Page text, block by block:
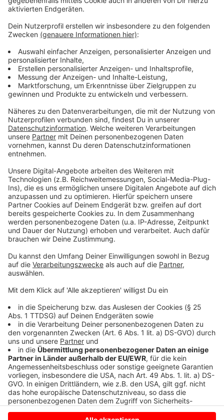
Die Analyse der Marktforscher zeigt auch, dass
Antenne Münster nicht nur in der Stadt viel gehört
wird, sondern auch in den umliegenden
Münsterlandkreisen. So erreicht der Sender insgesamt
mehr als 350.000 Hörer in der heimischen Region. Im
Durchschnitt hat jede Hörerin und jeder Hörer täglich
rund dreieinhalb Stunden das lokale Radio aus Münster
eingeschaltet. ANTENNE MÜNSTER-Chefredakteur
sagt dazu in einem Statement:
So rasant haben unsere Quoten selten zugelegt.
Münsteranerinnen und Münsteraner ihrem
Stadtsender auch in Krisenzeiten vertrauen.
Schnelle und verlässliche Informationen auf den
Punkt sind angesichts des allgemeinen
Informationsüberflusses wichtig wie nie zuvor.
Neben dem Wichtigsten aus der Welt gibt es bei
uns aber auch die "Ganz-nah-dran-Geschichten"
aus unserer Stadt. Gerade dieses Paket finden
viele Münsteranerinnen und Münsteraner
Anzeige
Anzeige